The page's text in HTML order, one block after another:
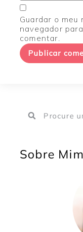
Guardar o
navegador
comentar.
Sobre Mim